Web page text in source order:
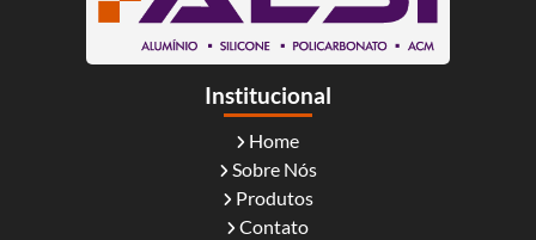
Institucional
Home
Sobre Nós
Produtos
Contato